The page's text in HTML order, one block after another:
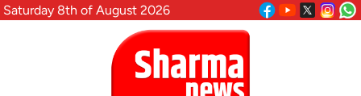
Saturday 8th of August 2026